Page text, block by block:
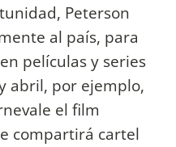
Peterson
al país, para
películas y series
abril, por ejemplo,
el film
compartirá cartel